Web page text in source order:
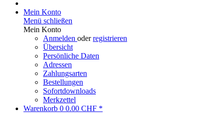
Mein Konto
Menü schließen
Mein Konto
Anmelden oderregistrieren
Übersicht
Persönliche Daten
Adressen
Zahlungsarten
Bestellungen
Sofortdownloads
Merkzettel
Warenkorb 0 0.00 CHF *